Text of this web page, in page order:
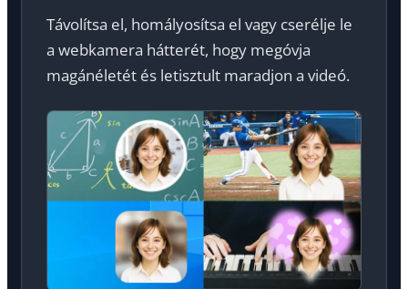
Távolítsa el, homályosítsa el vagy cserélje le
a webkamera hátterét, hogy megóvja
magánéletét és letisztult maradjon a videó.